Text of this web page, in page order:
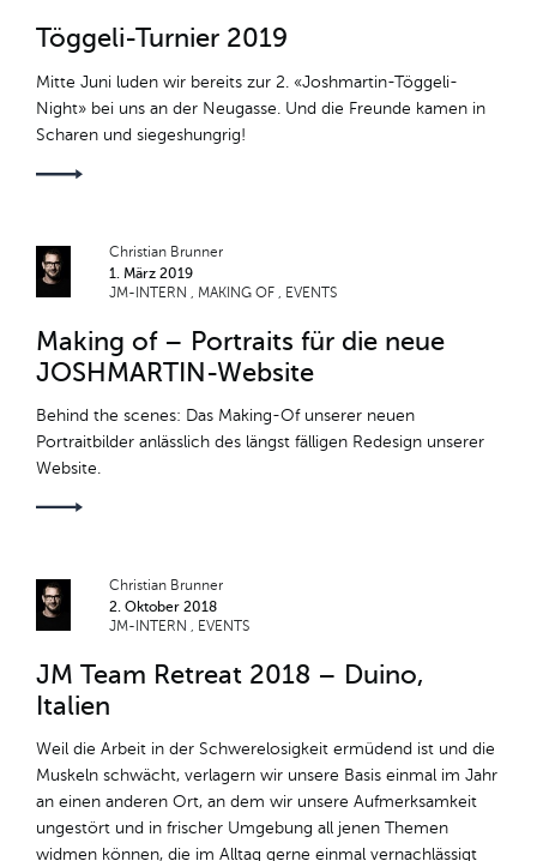
Töggeli-Turnier 2019
Mitte Juni luden wir bereits zur 2. «Joshmartin-Töggeli-
Night» bei uns an der Neugasse. Und die Freunde kamen in
Scharen und siegeshungrig!
Christian Brunner
1. März 2019
JM-INTERN
MAKING OF EVENTS
Making of – Portraits für die neue
JOSHMARTIN-Website
Behind the scenes: Das Making-Of unserer neuen
Portraitbilder anlässlich des längst fälligen Redesign unserer
Website.
Christian Brunner
2. Oktober 2018
JM-INTERN
EVENTS
JM Team Retreat 2018 – Duino,
Italien
Weil die Arbeit in der Schwerelosigkeit ermüdend ist und die
Muskeln schwächt, verlagern wir unsere Basis einmal im Jahr
an einen anderen Ort, an dem wir unsere Aufmerksamkeit
ungestört und in frischer Umgebung all jenen Themen
widmen können, die im Alltag gerne einmal vernachlässigt